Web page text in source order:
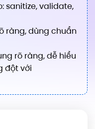
sanitize, validate,
ràng, dùng chuẩn
rõ ràng, dễ hiểu
đột với